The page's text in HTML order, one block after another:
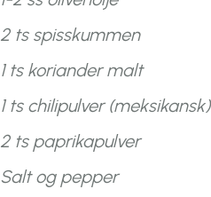
2 ts spisskummen
1 ts koriander malt
1 ts chilipulver (meksikansk)
2 ts paprikapulver
Salt og pepper